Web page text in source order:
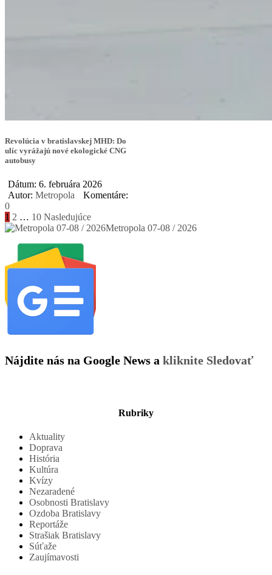
Revolúcia v bratislavskej MHD: Do
ulíc vyrážajú nové ekologické CNG
autobusy
Dátum: 6. februára 2026
Autor: Metropola
Komentáre:
0
Stránkovanie
príspevkov
1 2 … 10 Nasledujúce
Metropola 07-08 / 2026
Nájdite nás na Google News a kliknite Sledovať
Rubriky
Aktuality
Doprava
História
Kultúra
Kvízy
Nezaradené
Osobnosti Bratislavy
Ozdoba Bratislavy
Reportáže
Strašiak Bratislavy
Súťaže
Zaujímavosti